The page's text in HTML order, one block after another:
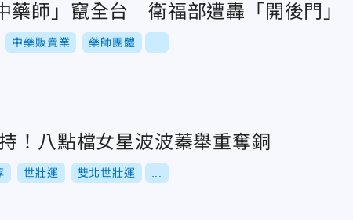
藥師」竄全台 衛福部遭轟「開後門」
中藥販賣業 藥師團體
！八點檔女星波波蓁舉重奪銅
世壯運 雙北世壯運